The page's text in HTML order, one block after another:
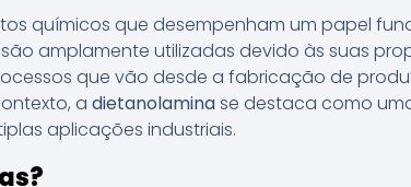
químicos que desempenham um papel
amplamente utilizadas devido às suas
que vão desde a fabricação de
a dietanolaminase destaca como
aplicações industriais.